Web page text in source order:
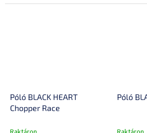
Póló BLACK HEART
Chopper Race
Póló